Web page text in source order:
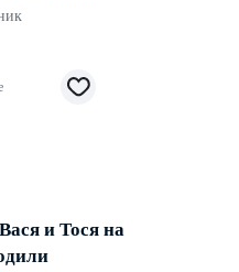
и Тося на